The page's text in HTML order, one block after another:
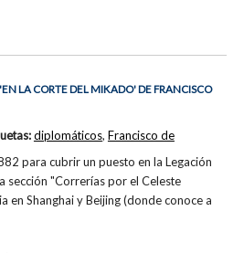
LA CORTE DEL MIKADO' DE FRANCISCO
para cubrir un puesto en la Legación
sección "Correrías por el Celeste
en Shanghai y Beijing (donde conoce a
diplomáticos, Francisco de